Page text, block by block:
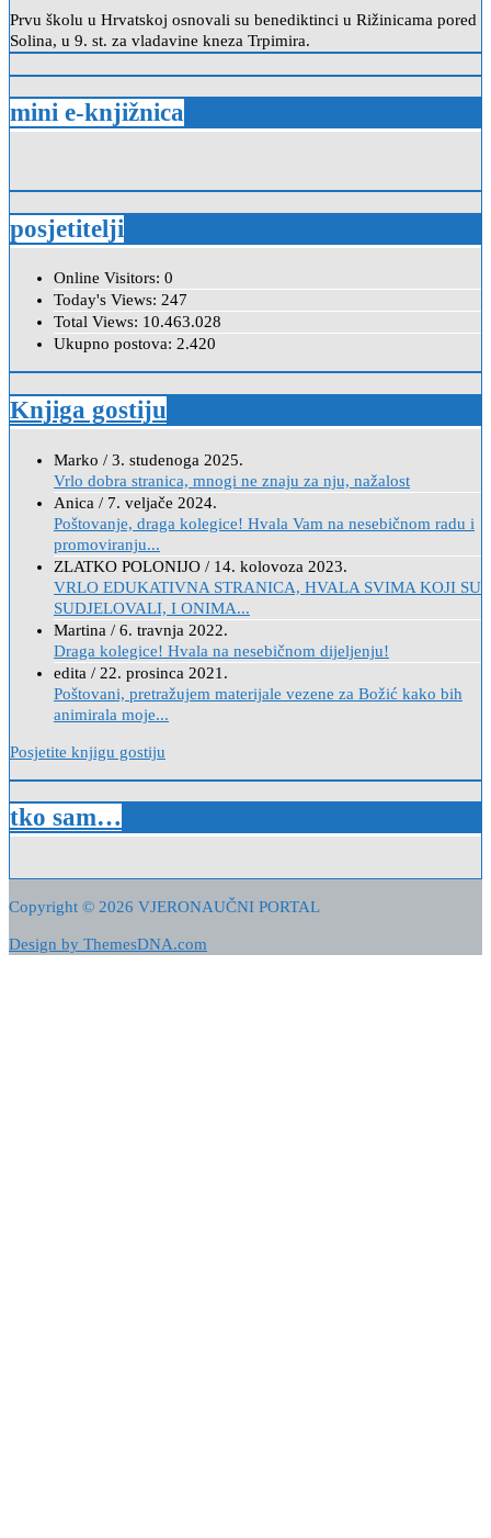
Prvu školu u Hrvatskoj osnovali su benediktinci u Rižinicama pored
Solina, u 9. st. za vladavine kneza Trpimira.
mini e-knjižnica
posjetitelji
Online Visitors: 0
Today's Views: 247
Total Views: 10.463.028
Ukupno postova: 2.420
Knjiga gostiju
Marko / 3. studenoga 2025.
Vrlo dobra stranica, mnogi ne znaju za nju, nažalost
Anica / 7. veljače 2024.
Poštovanje, draga kolegice! Hvala Vam na nesebičnom radu i
promoviranju...
ZLATKO POLONIJO / 14. kolovoza 2023.
VRLO EDUKATIVNA STRANICA, HVALA SVIMA KOJI SU
SUDJELOVALI, I ONIMA...
Martina / 6. travnja 2022.
Draga kolegice! Hvala na nesebičnom dijeljenju!
edita / 22. prosinca 2021.
Poštovani, pretražujem materijale vezene za Božić kako bih
animirala moje...
Posjetite knjigu gostiju
tko sam…
Copyright © 2026 VJERONAUČNI PORTAL
Design by ThemesDNA.com